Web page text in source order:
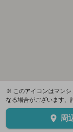
※ このアイコンはマンシ
なる場合がございます。
周